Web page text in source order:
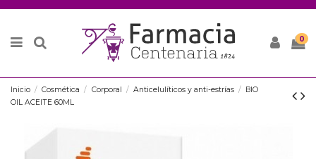
0
Inicio Cosmética Corporal Anticelulíticos y anti-estrías
BIO
OIL ACEITE 60ML